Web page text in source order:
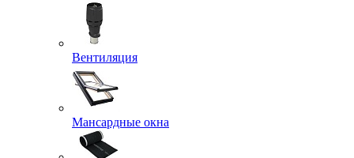
Вентиляция
Мансардные окна